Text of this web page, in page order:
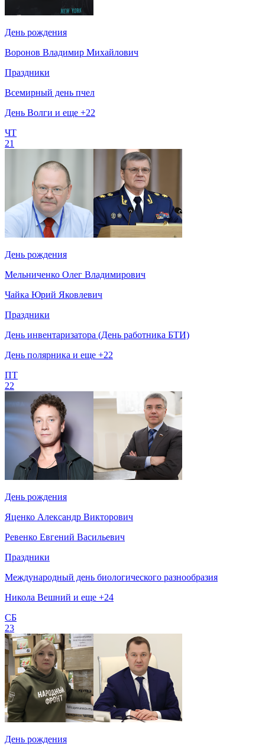
День рождения
Воронов Владимир Михайлович
Праздники
Всемирный день пчел
День Волги и еще +22
ЧТ
21
День рождения
Мельниченко Олег Владимирович
Чайка Юрий Яковлевич
Праздники
День инвентаризатора (День работника БТИ)
День полярника и еще +22
ПТ
22
День рождения
Яценко Александр Викторович
Ревенко Евгений Васильевич
Праздники
Международный день биологического разнообразия
Никола Вешний и еще +24
СБ
23
День рождения